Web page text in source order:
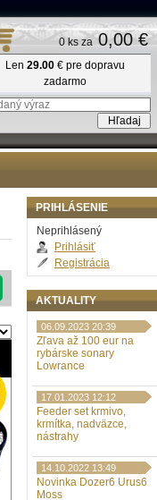
PRIHLÁSENIE
Neprihlásený
Prihlásiť
Registrácia
AKTUALITY
06.09.2023 20:39
Zľava až 100 eur na
rybárske sonary
Lowrance
17.01.2023 12:12
Feeder set krmivo,
krmítka, nadväzce,
nástrahy
14.10.2022 13:49
Novinka Dozer6 Urus6
Moss
0 ks za 0,00 €
Len 29.00€ pre dopravu
zadarmo